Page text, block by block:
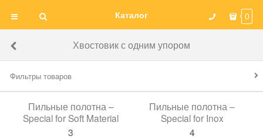
Каталог 0
Хвостовик с одним упором
Фильтры товаров
Пильные полотна –
Special for Soft Material
3
Пильные полотна –
Special for Inox
4